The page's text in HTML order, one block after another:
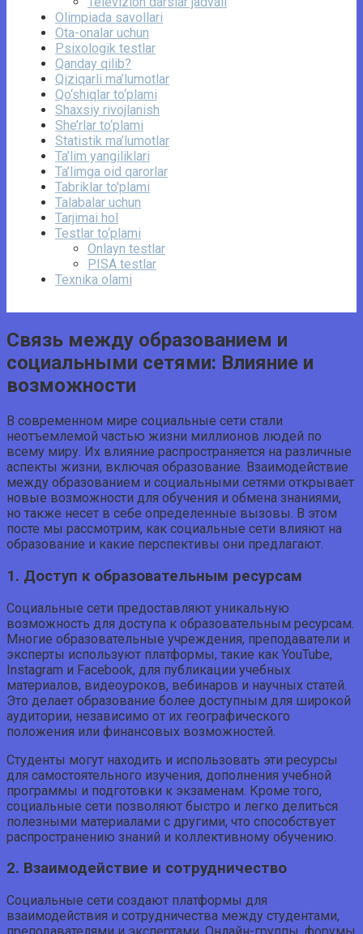
Olimpiada savollari
Ota-onalar uchun
Psixologik testlar
Qanday qilib?
Qiziqarli ma’lumotlar
Qo‘shiqlar to‘plami
Shaxsiy rivojlanish
She’rlar to‘plami
Statistik ma’lumotlar
Ta’lim yangiliklari
Ta’limga oid qarorlar
Tabriklar to'plami
Talabalar uchun
Tarjimai hol
Testlar to‘plami
Onlayn testlar
PISA testlar
Texnika olami
Связь между образованием и
социальными сетями: Влияние и
возможности
В современном мире социальные сети стали
неотъемлемой частью жизни миллионов людей по
всему миру. Их влияние распространяется на различные
аспекты жизни, включая образование. Взаимодействие
между образованием и социальными сетями открывает
новые возможности для обучения и обмена знаниями,
но также несет в себе определенные вызовы. В этом
посте мы рассмотрим, как социальные сети влияют на
образование и какие перспективы они предлагают.
1. Доступ к образовательным ресурсам
Социальные сети предоставляют уникальную
возможность для доступа к образовательным ресурсам.
Многие образовательные учреждения, преподаватели и
эксперты используют платформы, такие как YouTube,
Instagram и Facebook, для публикации учебных
материалов, видеоуроков, вебинаров и научных статей.
Это делает образование более доступным для широкой
аудитории, независимо от их географического
положения или финансовых возможностей.
Студенты могут находить и использовать эти ресурсы
для самостоятельного изучения, дополнения учебной
программы и подготовки к экзаменам. Кроме того,
социальные сети позволяют быстро и легко делиться
полезными материалами с другими, что способствует
распространению знаний и коллективному обучению.
2. Взаимодействие и сотрудничество
Социальные сети создают платформы для
взаимодействия и сотрудничества между студентами,